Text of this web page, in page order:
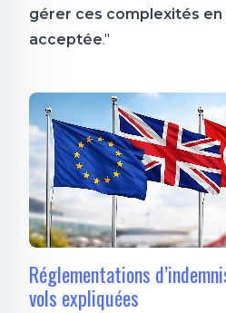
gérer ces complexités
acceptée."
Réglementations
vols expliquées